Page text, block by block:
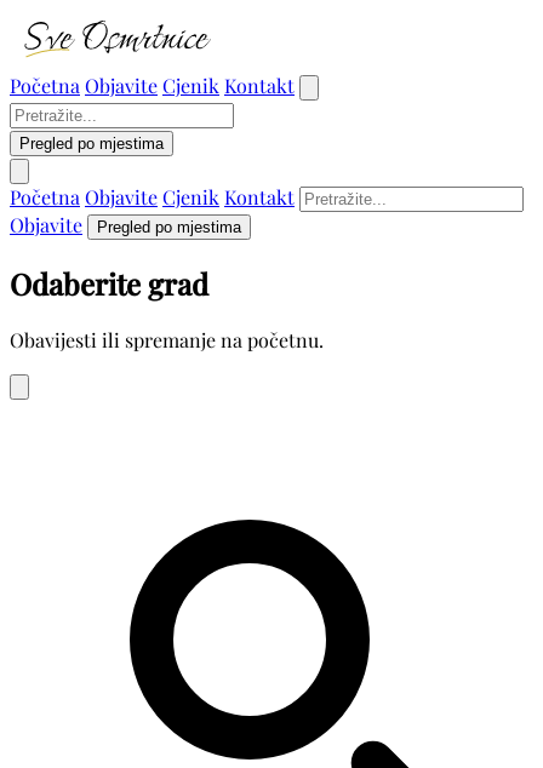
Početna ObjaviteCjenik Kontakt
Pregled po mjestima
Početna ObjaviteCjenik Kontakt
Objavite
Pregled po mjestima
Odaberite grad
Obavijesti ili spremanje na početnu.